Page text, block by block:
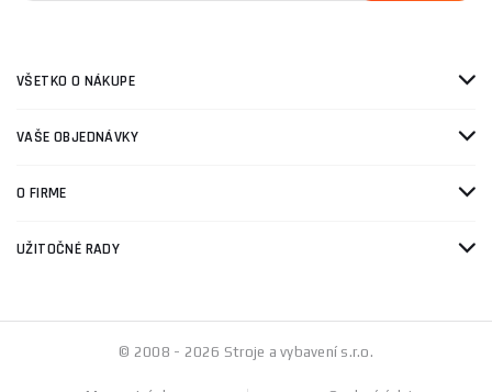
VŠETKO O NÁKUPE
VAŠE OBJEDNÁVKY
O FIRME
UŽITOČNÉ RADY
© 2008 - 2026 Stroje a vybavení s.r.o.